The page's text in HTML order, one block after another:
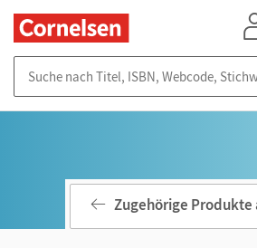
Zugehörige Produkte